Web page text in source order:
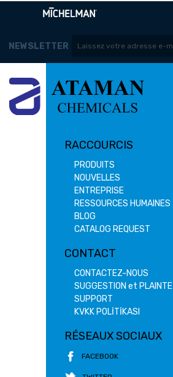
NEWSLETTER
RACCOURCIS
PRODUITS
NOUVELLES
ENTREPRISE
RESSOURCES HUMAINES
BLOG
CATALOG REQUEST
CONTACT
CONTACTEZ-NOUS
SUGGESTION et PLAINTE
SUPPORT
KVKK POLİTİKASI
RÉSEAUX SOCIAUX
FACEBOOK